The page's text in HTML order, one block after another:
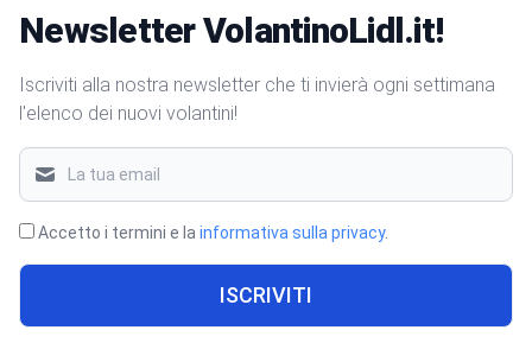
Newsletter VolantinoLidl.it!
Iscriviti alla nostra newsletter che ti invierà ogni settimana
l'elenco dei nuovi volantini!
Accetto i termini e la informativa sulla privacy.
ISCRIVITI